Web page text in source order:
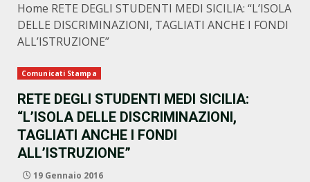
Home RETE DEGLI STUDENTI MEDI SICILIA: “L’ISOLA
DELLE DISCRIMINAZIONI, TAGLIATI ANCHE I FONDI
ALL’ISTRUZIONE”
Comunicati Stampa
RETE DEGLI STUDENTI MEDI SICILIA:
“L’ISOLA DELLE DISCRIMINAZIONI,
TAGLIATI ANCHE I FONDI
ALL’ISTRUZIONE”
19 Gennaio 2016